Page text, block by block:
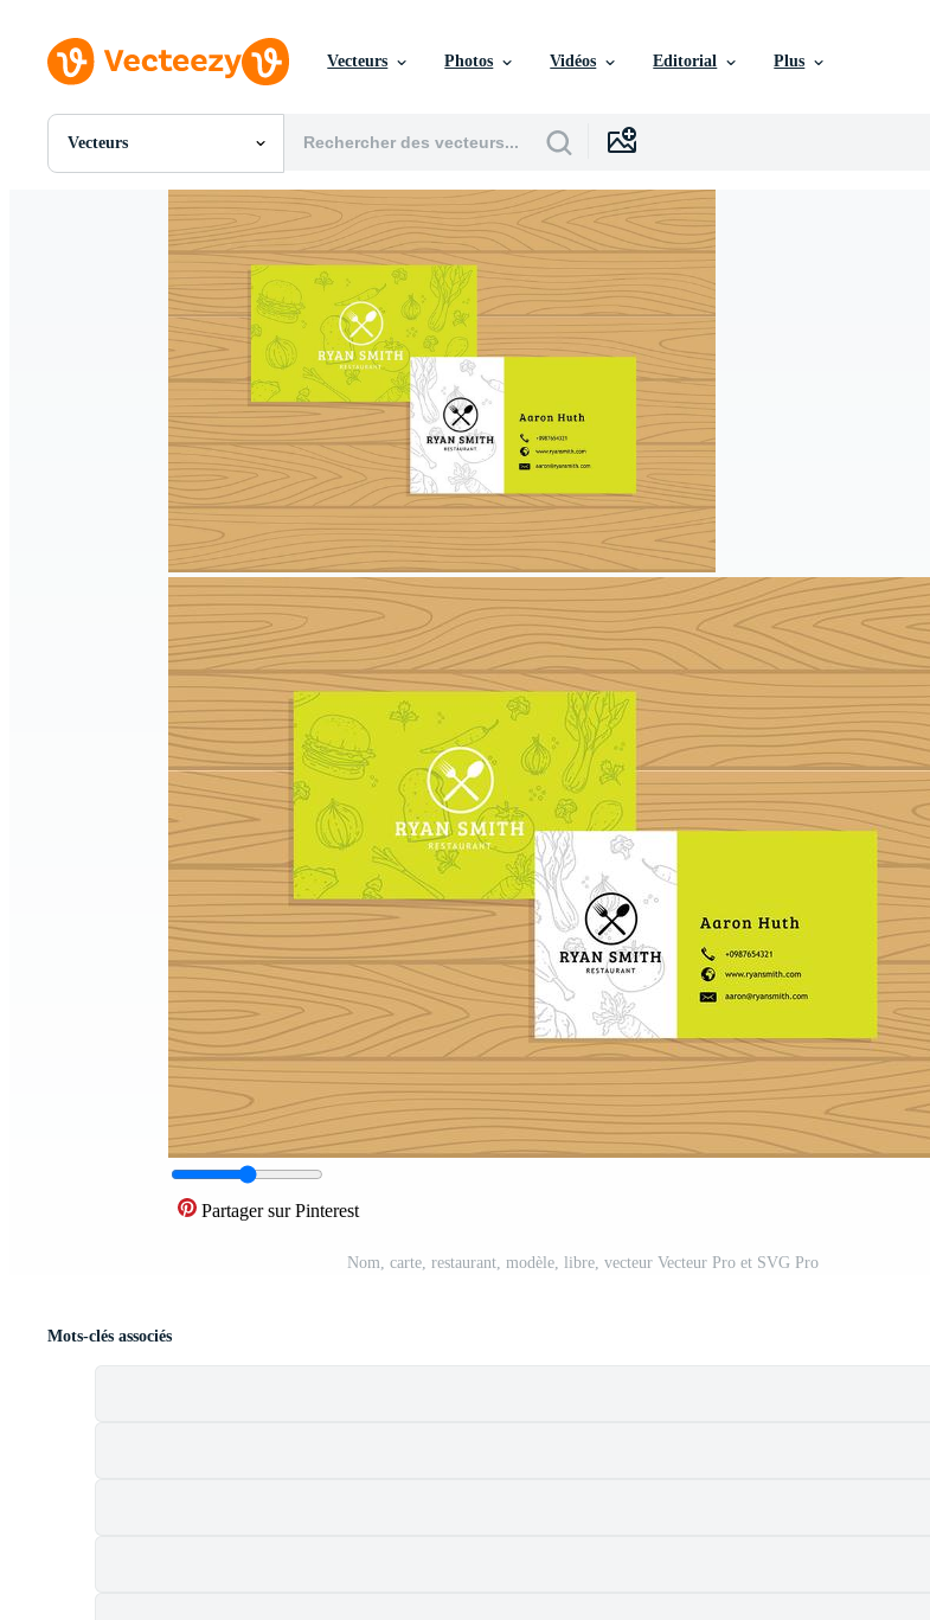
Vecteurs Photos Vidéos Editorial Plus
Vecteurs
Toutes Images
Motion graphics
Événements Éditoriaux
Partager sur Pinterest
Nom, carte, restaurant, modèle, libre, vecteur Vecteur Pro et SVG Pro
Mots-clés associés